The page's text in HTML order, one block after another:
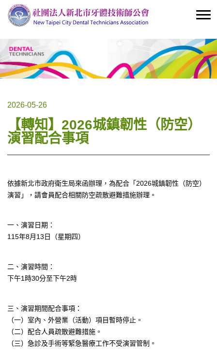
2026-05-26
【轉知】2026城鎮韌性（防空）
演習配合事項
依據新北市政府衛生局來函辦理，為配合「2026城鎮韌性（防空）
演習」，請會員配合相關防空疏散避難措施辦理。
一、演習日期：
115年8月13日（星期四）
二、演習時間：
下午1時30分至下午2時
三、演習期間配合事項：
（一）室內、外營業（活動）項目暫時停止。
（二）配合人員疏散避難措施。
（三）急診及手術等緊急醫療工作不受演習管制。